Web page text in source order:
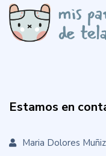
Estamos en
Maria Dolores